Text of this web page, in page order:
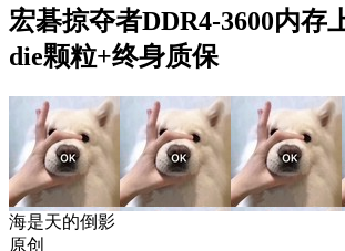
宏碁掠夺者DDR4-3600内存
die颗粒+终身质保
海是天的倒影
原创